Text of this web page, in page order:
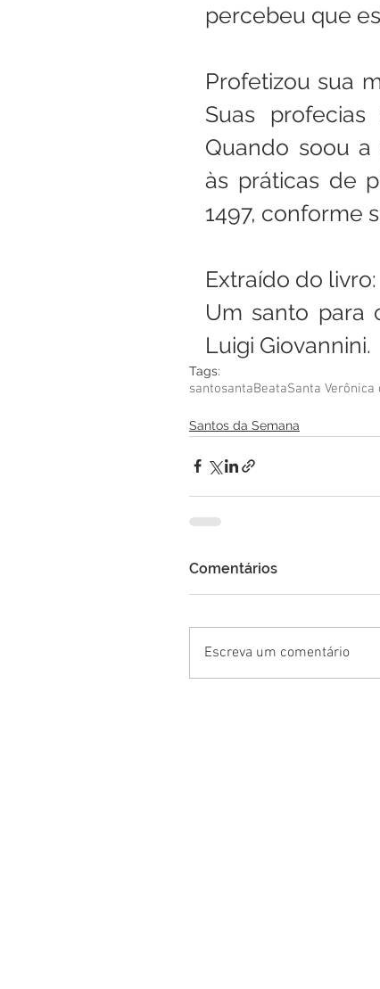
percebeu que
Profetizou sua
Suas
Quando soou
às práticas de
1497, conforme
Extraído do livro:
Um santo para
Luigi Giovannini.
Tags:
santosantaBeataSanta Verônica
Santos da Semana
Comentários
Escreva um comentário